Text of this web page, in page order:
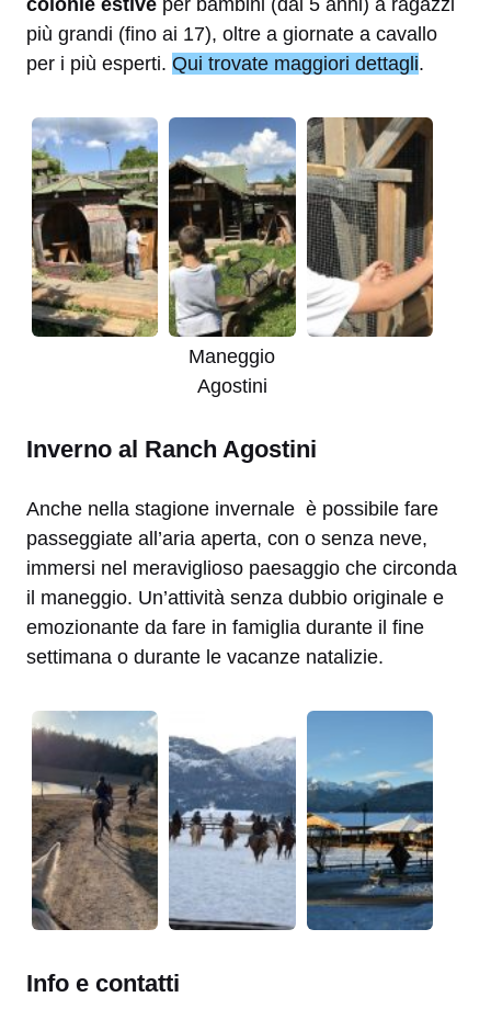
colonie estive per bambini (dai 5 anni) a ragazzi
più grandi (fino ai 17), oltre a giornate a cavallo
per i più esperti. Qui trovate maggiori dettagli.
Maneggio
Agostini
Inverno al Ranch Agostini
Anche nella stagione invernale è possibile fare
passeggiate all’aria aperta, con o senza neve,
immersi nel meraviglioso paesaggio che circonda
il maneggio. Un’attività senza dubbio originale e
emozionante da fare in famiglia durante il fine
settimana o durante le vacanze natalizie.
Info e contatti